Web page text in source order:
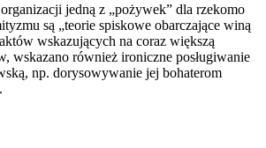
jedną z „pożywek” dla rzekomo
są „teorie spiskowe obarczające winą
wskazujących na coraz większą
wskazano również ironiczne posługiwanie
np. dorysowywanie jej bohaterom